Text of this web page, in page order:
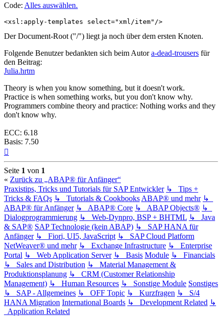
Code: Alles auswählen.
<xsl:apply-templates select="xml/item"/>
Der Document-Root ("/") liegt ja noch über dem ersten Knoten.
Folgende Benutzer bedankten sich beim Autora-dead-trousers für
den Beitrag:
Julia.hrtm
Theory is when you know something, but it doesn't work.
Practice is when something works, but you don't know why.
Programmers combine theory and practice: Nothing works and they
don't know why.
ECC: 6.18
Basis: 7.50
Seite 1 von 1
« Zurück zu „ABAP® für Anfänger“
Praxistips, Tricks und Tutorials für SAP Entwickler ↳ Tips +
Tricks & FAQs ↳ Tutorials & Cookbooks ABAP® und mehr ↳
ABAP® für Anfänger ↳ ABAP® Core ↳ ABAP Objects® ↳
Dialogprogrammierung ↳ Web-Dynpro, BSP + BHTML ↳ Java
& SAP® SAP Technologie (kein ABAP) ↳ SAP HANA für
Anfänger ↳ Fiori, UI5, JavaScript ↳ SAP Cloud Platform
NetWeaver® und mehr ↳ Exchange Infrastructure ↳ Enterprise
Portal ↳ Web Application Server ↳ Basis Module ↳ Financials
↳ Sales and Distribution ↳ Material Management &
Produktionsplanung ↳ CRM (Customer Relationship
Management) ↳ Human Resources ↳ Sonstige Module Sonstiges
↳ SAP - Allgemeines ↳ OFF Topic ↳ Kurzfragen ↳ S/4
HANA Migration International Boards ↳ Development Related ↳
Application Related